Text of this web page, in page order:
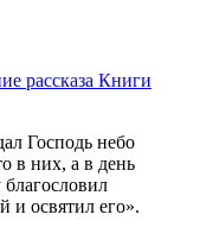
рассказа Книги
Господь небо
в них, а в день
и освятил его».